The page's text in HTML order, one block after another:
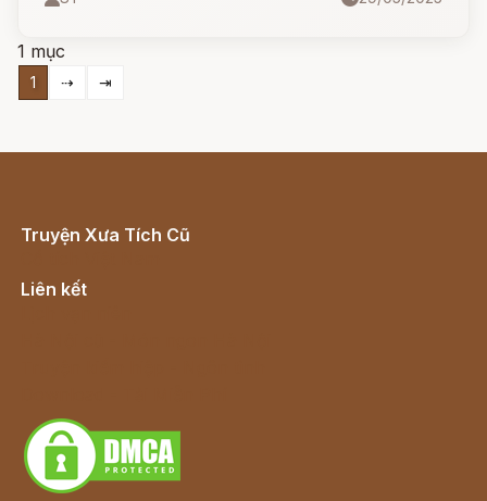
khổ tột cùng, nàng viên tịch và được Đức Phật
1 mục
1 ⇢ ⇥
Truyện Xưa Tích Cũ
Liên kết